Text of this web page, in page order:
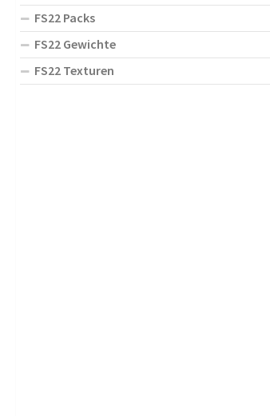
FS22 Packs
FS22 Gewichte
FS22 Texturen